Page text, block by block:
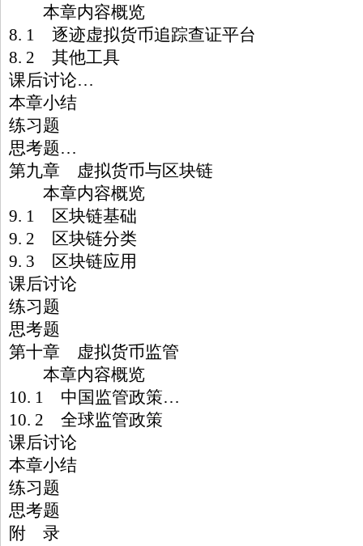
本章内容概览
8. 1 逐迹虚拟货币追踪查证平台
8. 2 其他工具
课后讨论…
本章小结
练习题
思考题…
第九章 虚拟货币与区块链
本章内容概览
9. 1 区块链基础
9. 2 区块链分类
9. 3 区块链应用
课后讨论
练习题
思考题
第十章 虚拟货币监管
本章内容概览
10. 1 中国监管政策…
10. 2 全球监管政策
课后讨论
本章小结
练习题
思考题
附 录